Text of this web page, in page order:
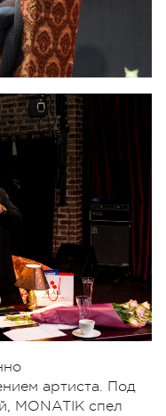
артиста. Под
MONATIK спел